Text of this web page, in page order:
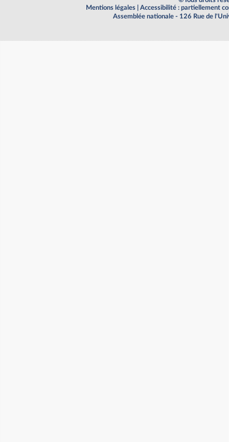
Mentions légales
Accessibilité : partiellement
Assemblée nationale - 126 Rue de